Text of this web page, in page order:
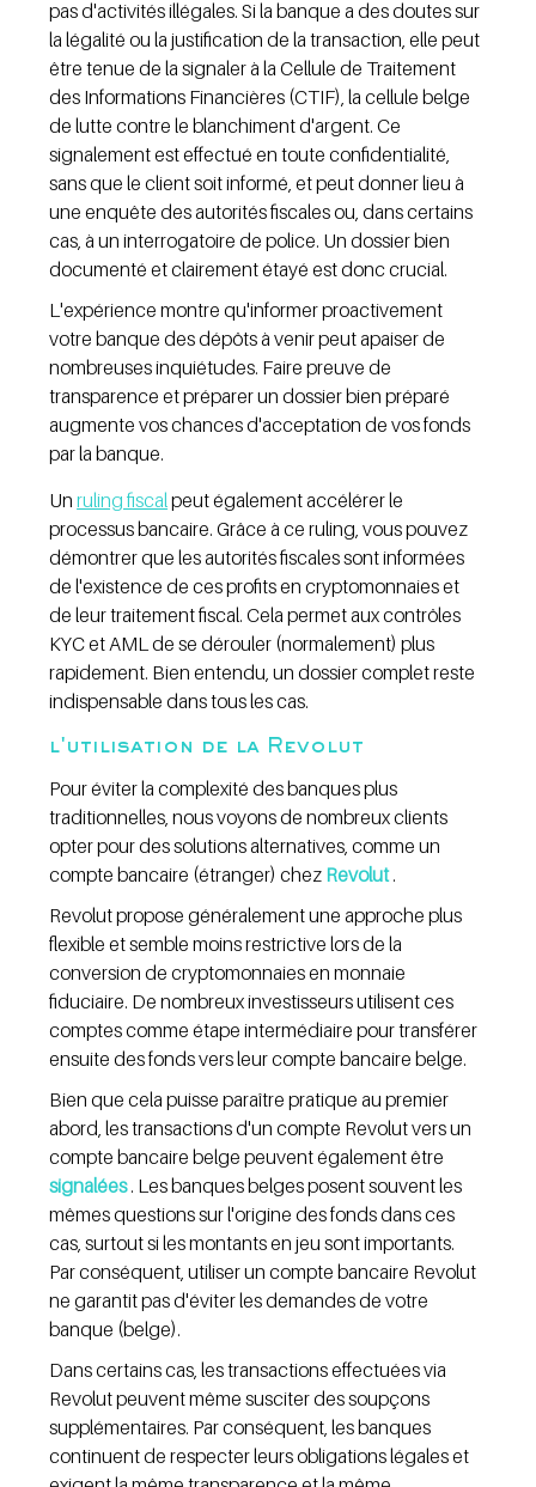
pas d'activités illégales. Si la banque a des doutes sur
la légalité ou la justification de la transaction, elle peut
être tenue de la signaler à la Cellule de Traitement
des Informations Financières (CTIF), la cellule belge
de lutte contre le blanchiment d'argent. Ce
signalement est effectué en toute confidentialité,
sans que le client soit informé, et peut donner lieu à
une enquête des autorités fiscales ou, dans certains
cas, à un interrogatoire de police. Un dossier bien
documenté et clairement étayé est donc crucial.
L'expérience montre qu'informer proactivement
votre banque des dépôts à venir peut apaiser de
nombreuses inquiétudes. Faire preuve de
transparence et préparer un dossier bien préparé
augmente vos chances d'acceptation de vos fonds
par la banque.
Un ruling fiscal peut également accélérer le
processus bancaire. Grâce à ce ruling, vous pouvez
démontrer que les autorités fiscales sont informées
de l'existence de ces profits en cryptomonnaies et
de leur traitement fiscal. Cela permet aux contrôles
KYC et AML de se dérouler (normalement) plus
rapidement. Bien entendu, un dossier complet reste
indispensable dans tous les cas.
l'utilisation de la Revolut
Pour éviter la complexité des banques plus
traditionnelles, nous voyons de nombreux clients
opter pour des solutions alternatives, comme un
compte bancaire (étranger) chez Revolut.
Revolut propose généralement une approche plus
flexible et semble moins restrictive lors de la
conversion de cryptomonnaies en monnaie
fiduciaire. De nombreux investisseurs utilisent ces
comptes comme étape intermédiaire pour transférer
ensuite des fonds vers leur compte bancaire belge.
Bien que cela puisse paraître pratique au premier
abord, les transactions d'un compte Revolut vers un
compte bancaire belge peuvent également être
signalées . Les banques belges posent souvent les
mêmes questions sur l'origine des fonds dans ces
cas, surtout si les montants en jeu sont importants.
Par conséquent, utiliser un compte bancaire Revolut
ne garantit pas d'éviter les demandes de votre
banque (belge).
Dans certains cas, les transactions effectuées via
Revolut peuvent même susciter des soupçons
supplémentaires. Par conséquent, les banques
continuent de respecter leurs obligations légales et